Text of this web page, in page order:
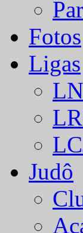
Fotos
Ligas
Judô